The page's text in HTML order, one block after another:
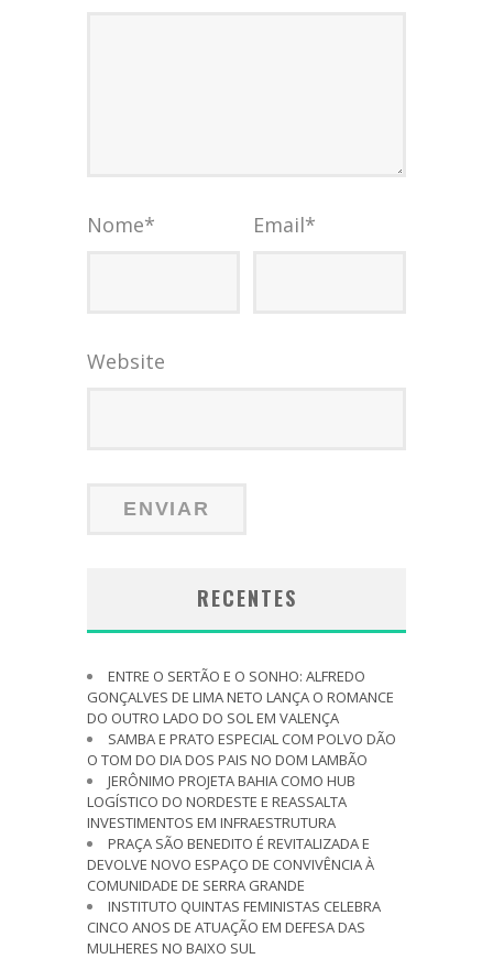
Nome* Email*
Website
RECENTES
ENTRE O SERTÃO E O SONHO: ALFREDO
GONÇALVES DE LIMA NETO LANÇA O ROMANCE
DO OUTRO LADO DO SOL EM VALENÇA
SAMBA E PRATO ESPECIAL COM POLVO DÃO
O TOM DO DIA DOS PAIS NO DOM LAMBÃO
JERÔNIMO PROJETA BAHIA COMO HUB
LOGÍSTICO DO NORDESTE E REASSALTA
INVESTIMENTOS EM INFRAESTRUTURA
PRAÇA SÃO BENEDITO É REVITALIZADA E
DEVOLVE NOVO ESPAÇO DE CONVIVÊNCIA À
COMUNIDADE DE SERRA GRANDE
INSTITUTO QUINTAS FEMINISTAS CELEBRA
CINCO ANOS DE ATUAÇÃO EM DEFESA DAS
MULHERES NO BAIXO SUL